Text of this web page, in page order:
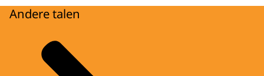
Andere talen